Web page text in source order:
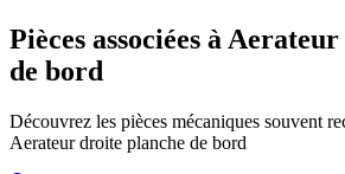
Pièces associées à
de bord
Découvrez les pièces mécaniques souvent
Aerateur droite planche de bord